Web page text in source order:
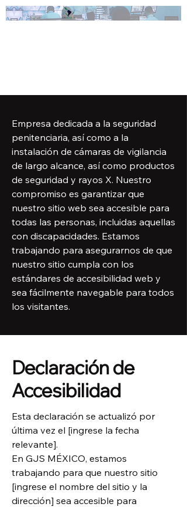
Empresa dedicada a la seguridad
penitenciaria, así como a la
instalación de cámaras de vigilancia
de largo alcance, así como productos
de seguridad y rayos X. Nuestro
compromiso es garantizar que
nuestro sitio web sea accesible para
todas las personas, incluidas aquellas
con discapacidades. Estamos
trabajando para asegurarnos de que
nuestro sitio cumpla con los
estándares de accesibilidad web y
sea fácilmente navegable para todos
los visitantes.
Declaración de
Accesibilidad
Esta declaración se actualizó por
última vez el [ingrese la fecha
relevante].
En GJS MÉXICO, estamos
trabajando para que nuestro sitio
[ingrese el nombre del sitio y la
dirección] sea accesible para